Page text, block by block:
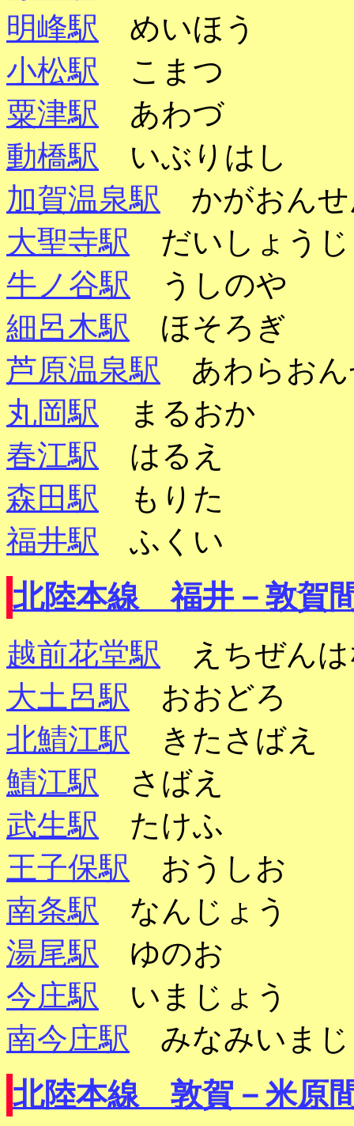
明峰駅 めいほう
小松駅 こまつ
粟津駅 あわづ
動橋駅 いぶりはし
加賀温泉駅 かがおんせ
大聖寺駅 だいしょうじ
牛ノ谷駅 うしのや
細呂木駅 ほそろぎ
芦原温泉駅 あわらおん
丸岡駅 まるおか
春江駅 はるえ
森田駅 もりた
福井駅 ふくい
北陸本線 福井－敦賀
越前花堂駅 えちぜんは
大土呂駅 おおどろ
北鯖江駅 きたさばえ
鯖江駅 さばえ
武生駅 たけふ
王子保駅 おうしお
南条駅 なんじょう
湯尾駅 ゆのお
今庄駅 いまじょう
南今庄駅 みなみいま
北陸本線 敦賀－米原